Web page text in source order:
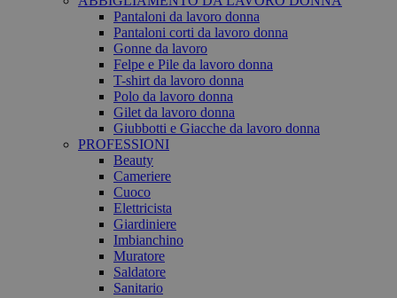
Pantaloni da lavoro donna
Pantaloni corti da lavoro donna
Gonne da lavoro
Felpe e Pile da lavoro donna
T-shirt da lavoro donna
Polo da lavoro donna
Gilet da lavoro donna
Giubbotti e Giacche da lavoro donna
PROFESSIONI
Beauty
Cameriere
Cuoco
Elettricista
Giardiniere
Imbianchino
Muratore
Saldatore
Sanitario